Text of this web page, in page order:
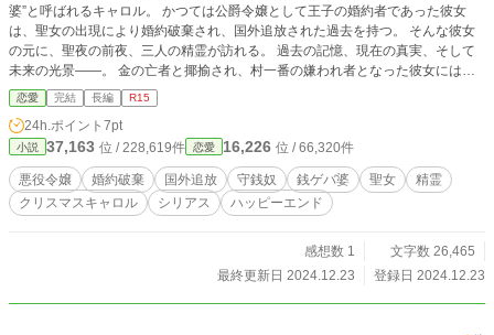
婆”と呼ばれるキャロル。 かつては公爵令嬢として王子の婚約者であった彼女
は、聖女の出現により婚約破棄され、国外追放された過去を持つ。 そんな彼女
の元に、聖夜の前夜、三人の精霊が訪れる。 過去の記憶、現在の真実、そして
未来の光景――。 金の亡者と揶揄され、村一番の嫌われ者となった彼女には、
誰も知らない秘密があった。 すべてを失った元公爵令嬢が最後に望んだものと
は――彼女は最期の選択を迫られる。 クリスマス・キャロルの精霊たちが導
く、悪役令嬢の切なくも優しい聖夜物語。
恋愛 完結 長編 R15
24h.ポイント 7pt
小説 37,163 位 / 228,619件 恋愛 16,226 位 / 66,320件
悪役令嬢 婚約破棄 国外追放 守銭奴 銭ゲバ婆 聖女
精霊
クリスマスキャロル
シリアス ハッピーエンド
感想数 1
文字数 26,465
最終更新日 2024.12.23
登録日 2024.12.23